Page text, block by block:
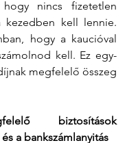
nincs fizetetlen
kezedben kell lennie.
hogy a kaucióval
kell. Ez egy-
megfelelő összeg
biztosítások
a bankszámlanyitás